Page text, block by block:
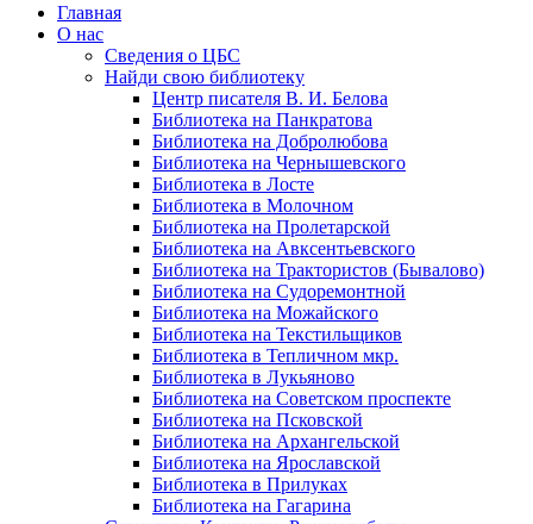
Главная
О нас
Сведения о ЦБС
Найди свою библиотеку
Центр писателя В. И. Белова
Библиотека на Панкратова
Библиотека на Добролюбова
Библиотека на Чернышевского
Библиотека в Лосте
Библиотека в Молочном
Библиотека на Пролетарской
Библиотека на Авксентьевского
Библиотека на Трактористов (Бывалово)
Библиотека на Судоремонтной
Библиотека на Можайского
Библиотека на Текстильщиков
Библиотека в Тепличном мкр.
Библиотека в Лукьяново
Библиотека на Советском проспекте
Библиотека на Псковской
Библиотека на Архангельской
Библиотека на Ярославской
Библиотека в Прилуках
Библиотека на Гагарина